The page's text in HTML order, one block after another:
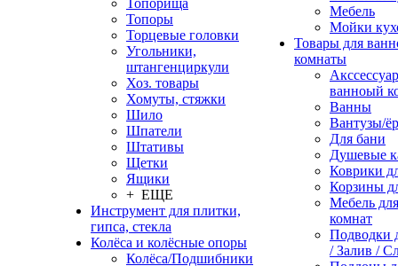
Топорища
Топоры
Торцевые головки
Угольники,
штангенциркули
Хоз. товары
Хомуты, стяжки
Шило
Шпатели
Штативы
Щетки
Ящики
+ ЕЩЕ
Инструмент для плитки,
гипса, стекла
Колёса и колёсные опоры
Колёса/Подшибники
Мебель
Мойки
Товары для
комнаты
ванноый
Ванны
Вантузы/
Для бани
Душевые
Коврики
Корзины
Мебель
комнат
Подводки
/ Залив /